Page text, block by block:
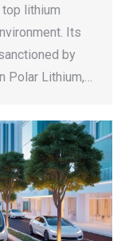
lithium
Its
by
Polar Lithium,…